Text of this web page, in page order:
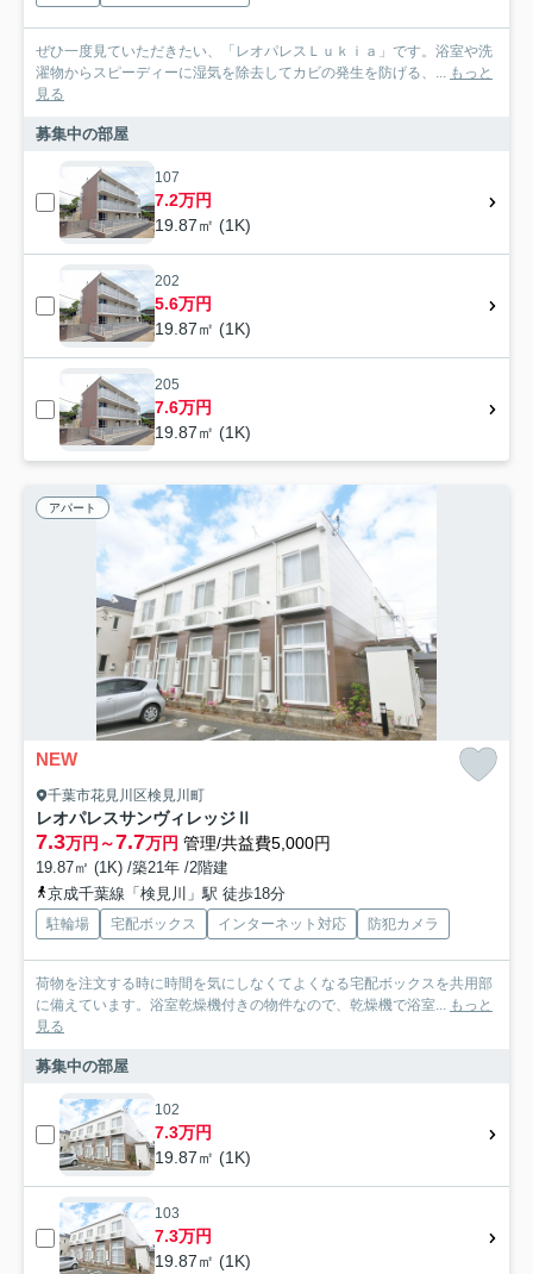
ぜひ一度見ていただきたい、「レオパレスＬｕｋｉａ」です。浴室や洗
濯物からスピーディーに湿気を除去してカビの発生を防げる、... もっと
見る
募集中の部屋
107
7.2万円
19.87㎡ (1K)
202
5.6万円
19.87㎡ (1K)
205
7.6万円
19.87㎡ (1K)
アパート
NEW
千葉市花見川区検見川町
レオパレスサンヴィレッジⅡ
7.3万円～7.7万円 管理/共益費5,000円
19.87㎡ (1K) /築21年 /2階建
京成千葉線「検見川」駅 徒歩18分
駐輪場 宅配ボックス インターネット対応 防犯カメラ
荷物を注文する時に時間を気にしなくてよくなる宅配ボックスを共用部
に備えています。浴室乾燥機付きの物件なので、乾燥機で浴室... もっと
見る
募集中の部屋
102
7.3万円
19.87㎡ (1K)
103
7.3万円
19.87㎡ (1K)